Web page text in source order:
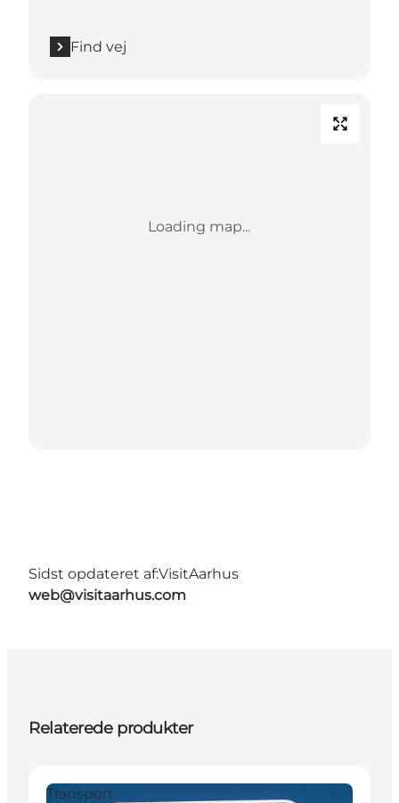
Find vej
Loading map...
Sidst opdateret af:VisitAarhus
web@visitaarhus.com
Relaterede produkter
Transport